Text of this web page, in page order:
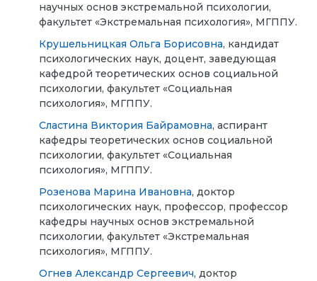
научных основ экстремальной психологии,
факультет «Экстремальная психология», МГППУ.
Крушельницкая Ольга Борисовна, кандидат
психологических наук, доцент, заведующая
кафедрой теоретических основ социальной
психологии, факультет «Социальная
психология», МГППУ.
Сластина Виктория Байрамовна, аспирант
кафедры теоретических основ социальной
психологии, факультет «Социальная
психология», МГППУ.
Розенова Марина Ивановна, доктор
психологических наук, профессор, профессор
кафедры научных основ экстремальной
психологии, факультет «Экстремальная
психология», МГППУ.
Огнев Александр Сергеевич, доктор